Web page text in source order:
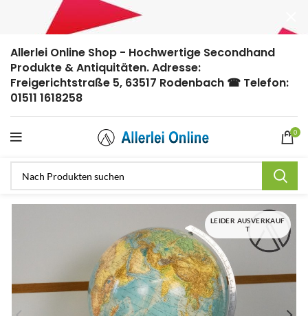
Allerlei Online Shop - Hochwertige Secondhand
Produkte & Antiquitäten. Adresse:
Freigerichtstraße 5, 63517 Rodenbach ☎ Telefon:
01511 1618258
0
LEIDER AUSVERKAUF
T